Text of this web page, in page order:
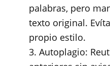
palabras, pero
texto original.
propio estilo.
3. Autoplagio: